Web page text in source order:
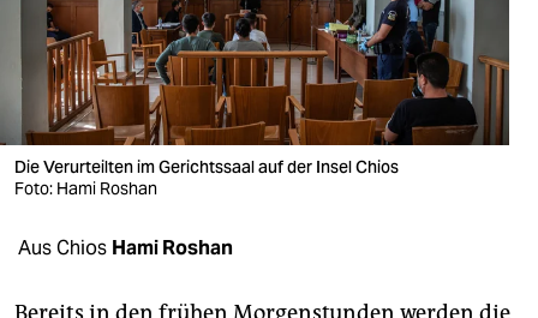
wahrheit
verlag
verlag
veranstaltungen
fragen & hilfe
unterstützen
Die Verurteilten im Gerichtssaal auf der Insel Chios
Foto: Hami Roshan
Aus Chios Hami Roshan